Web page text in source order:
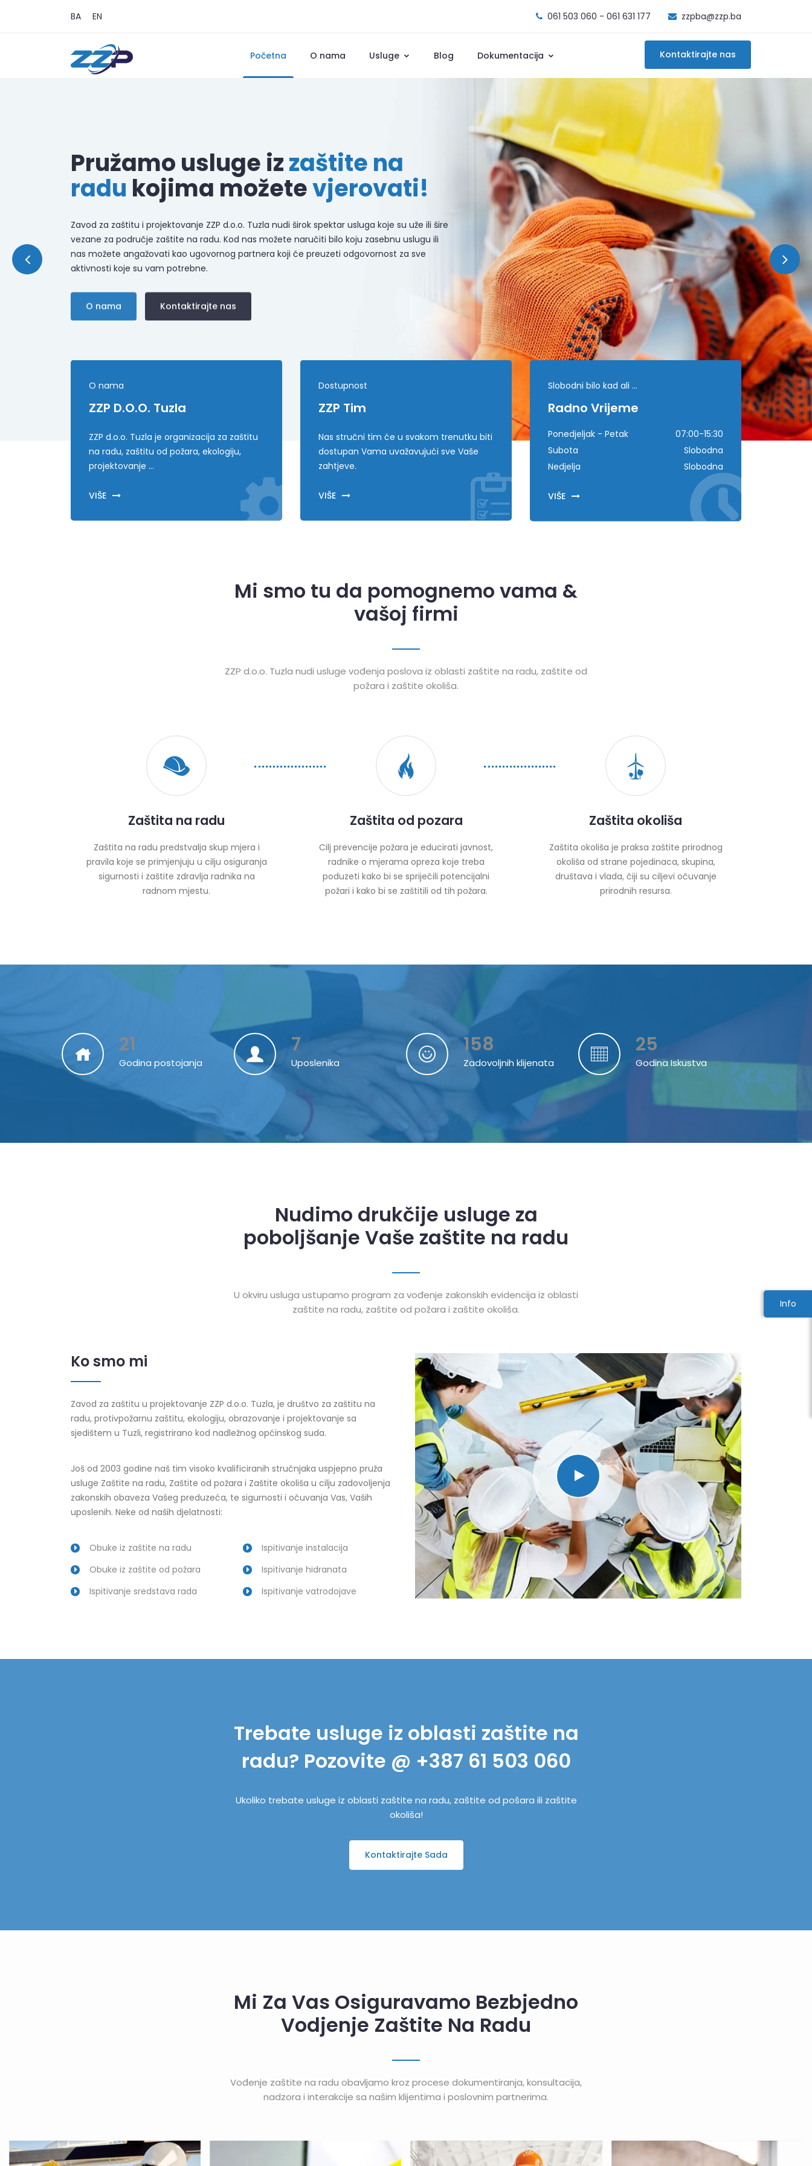
Info
BA EN 061 503 060 - 061 631 177 zzpba@zzp.ba
Početna O nama Usluge Blog Dokumentacija Kontaktirajte nas
Pružamo usluge izzaštite na
radu kojima možetevjerovati!
Zavod za zaštitu i projektovanje ZZP d.o.o. Tuzla nudi širok spektar usluga koje su uže ili šire
vezane za područje zaštite na radu. Kod nas možete naručiti bilo koju zasebnu uslugu ili
nas možete angažovati kao ugovornog partnera koji će preuzeti odgovornost za sve
aktivnosti koje su vam potrebne.
O nama Kontaktirajte nas
O nama
ZZP D.o.o. Tuzla
ZZP d.o.o. Tuzla je organizacija za zaštitu
na radu, zaštitu od požara, ekologiju,
projektovanje ...
VIŠE
Dostupnost
ZZP Tim
Nas stručni tim će u svakom trenutku biti
dostupan Vama uvažavujući sve Vaše
zahtjeve.
VIŠE
Slobodni bilo kad ali ...
Radno Vrijeme
Ponedjeljak - Petak
07:00-15:30
Subota
Slobodna
Nedjelja
Slobodna
VIŠE
Mi smo tu da pomognemo vama &
vašoj firmi
ZZP d.o.o. Tuzla nudi usluge vođenja poslova iz oblasti zaštite na radu, zaštite od
požara i zaštite okoliša.
Zaštita na radu
Zaštita na radu predstvalja skup mjera i
pravila koje se primjenjuju u cilju osiguranja
sigurnosti i zaštite zdravlja radnika na
radnom mjestu.
Zaštita od pozara
Cilj prevencije požara je educirati javnost,
radnike o mjerama opreza koje treba
poduzeti kako bi se spriječili potencijalni
požari i kako bi se zaštitili od tih požara.
Zaštita okoliša
Zaštita okoliša je praksa zaštite prirodnog
okoliša od strane pojedinaca, skupina,
društava i vlada, čiji su ciljevi očuvanje
prirodnih resursa.
21
Godina postojanja
7
Uposlenika
158
Zadovoljnih klijenata
25
Godina Iskustva
Nudimo drukčije usluge za
poboljšanje Vaše zaštite na radu
U okviru usluga ustupamo program za vođenje zakonskih evidencija iz oblasti
zaštite na radu, zaštite od požara i zaštite okoliša.
Ko smo mi
Zavod za zaštitu u projektovanje ZZP d.o.o. Tuzla, je društvo za zaštitu na
radu, protivpožarnu zaštitu, ekologiju, obrazovanje i projektovanje sa
sjedištem u Tuzli, registrirano kod nadležnog općinskog suda.
Još od 2003 godine naš tim visoko kvalificiranih stručnjaka uspjepno pruža
usluge Zaštite na radu, Zaštite od požara i Zaštite okoliša u cilju zadovoljenja
zakonskih obaveza Vašeg preduzeća, te sigurnosti i očuvanja Vas, Vaših
uposlenih. Neke od naših djelatnosti:
Obuke iz zaštite na radu
Obuke iz zaštite od požara
Ispitivanje sredstava rada
Ispitivanje instalacija
Ispitivanje hidranata
Ispitivanje vatrodojave
Trebate usluge iz oblasti zaštite na
radu? Pozovite @ +387 61 503 060
Ukoliko trebate usluge iz oblasti zaštite na radu, zaštite od pošara ili zaštite
okoliša!
Kontaktirajte Sada
Mi Za Vas Osiguravamo Bezbjedno
Vodjenje Zaštite Na Radu
Vođenje zaštite na radu obavljamo kroz procese dokumentiranja, konsultacija,
nadzora i interakcije sa našim klijentima i poslovnim partnerima.